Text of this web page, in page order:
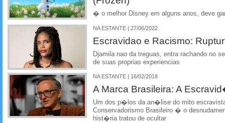
� o melhor Disney em alguns anos, deve
NA ESTANTE | 27/06/2022
Escravidao e Racismo:
Djamila nao da treguas, entra rachando no
de suas proprias experiencias
NA ESTANTE | 16/02/2018
A Marca Brasileira: A
Um dos p�los da an�lise do mito
Conservadorismo Brasileiro � o
hist�ria tratou de ocultar